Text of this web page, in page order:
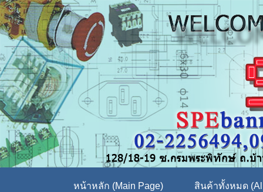
หน้าหลัก (Main Page) สินค้าทั้งหมด